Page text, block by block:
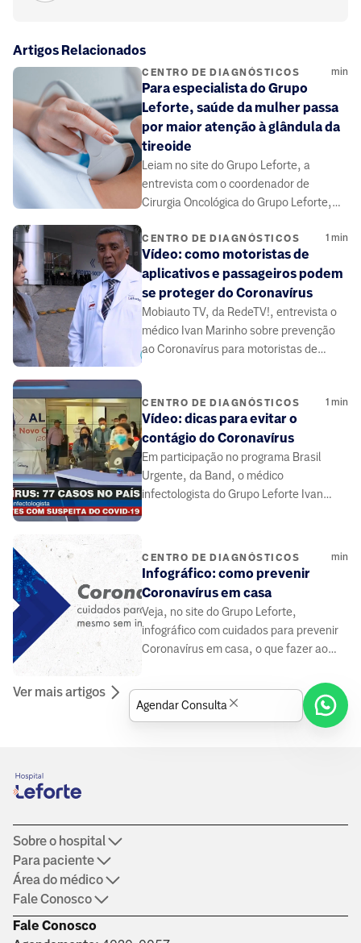
Artigos Relacionados
CENTRO DE DIAGNÓSTICOS min
Para especialista do Grupo
Leforte, saúde da mulher passa
por maior atenção à glândula da
tireoide
Leiam no site do Grupo Leforte, a
entrevista com o coordenador de
Cirurgia Oncológica do Grupo Leforte,
importância do acompanhamento
médico e dos exames de rotina
relacionados à saúde da tireoide.
CENTRO DE DIAGNÓSTICOS 1 min
Vídeo: como motoristas de
aplicativos e passageiros podem
se proteger do Coronavírus
Mobiauto TV, da RedeTV!, entrevista o
médico Ivan Marinho sobre prevenção
ao Coronavírus para motoristas de
CENTRO DE DIAGNÓSTICOS 1 min
Vídeo: dicas para evitar o
contágio do Coronavírus
Em participação no programa Brasil
Urgente, da Band, o médico
infectologista do Grupo Leforte Ivan
CENTRO DE DIAGNÓSTICOS min
Infográfico: como prevenir
Coronavírus em casa
Veja, no site do Grupo Leforte,
infográfico com cuidados para prevenir
Coronavírus em casa, o que fazer ao
Ver mais artigos
Fale Conosco
Sobre o hospital
Para paciente
Área do médico
Fale Conosco
Agendar Consulta